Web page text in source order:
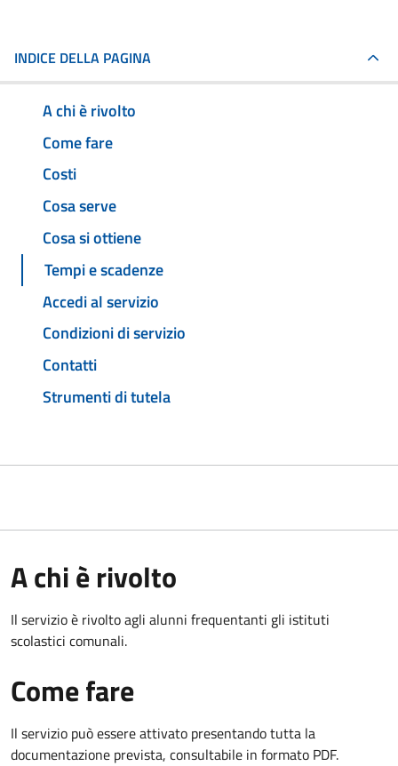
INDICE DELLA PAGINA
A chi è rivolto
Come fare
Costi
Cosa serve
Cosa si ottiene
Tempi e scadenze
Accedi al servizio
Condizioni di servizio
Contatti
Strumenti di tutela
A chi è rivolto
Il servizio è rivolto agli alunni frequentanti gli istituti
scolastici comunali.
Come fare
Il servizio può essere attivato presentando tutta la
documentazione prevista, consultabile in formato PDF.